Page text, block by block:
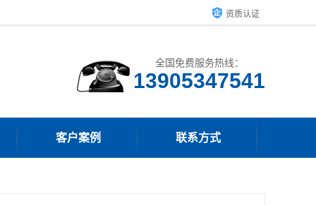
资质认证
全国免费服务热线：
13905347541
客户案例 联系方式